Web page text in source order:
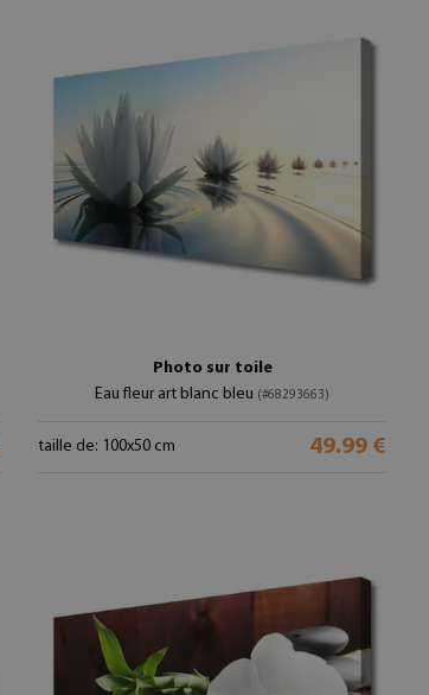
Photo sur toile
Eau fleur art blanc bleu (#68293663)
taille de: 100x50 cm 49.99 €